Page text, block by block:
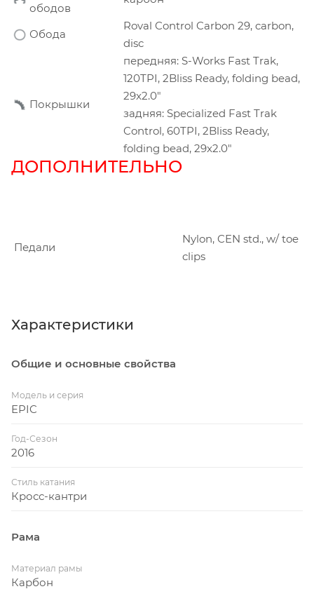
ободов
Обода
Roval Control Carbon 29, carbon,
disc
Покрышки
передняя: S-Works Fast Trak,
120TPI, 2Bliss Ready, folding bead,
29x2.0"
задняя: Specialized Fast Trak
Control, 60TPI, 2Bliss Ready,
folding bead, 29x2.0"
ДОПОЛНИТЕЛЬНО
Педали
Nylon, CEN std., w/ toe
clips
Характеристики
Общие и основные свойства
Модель и серия
EPIC
Год-Сезон
2016
Стиль катания
Кросс-кантри
Рама
Материал рамы
Карбон